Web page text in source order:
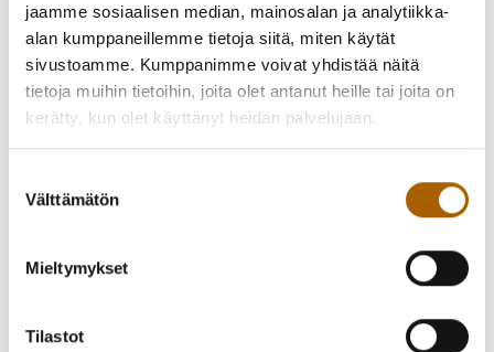
jaamme sosiaalisen median, mainosalan ja analytiikka-
alan kumppaneillemme tietoja siitä, miten käytät
sivustoamme. Kumppanimme voivat yhdistää näitä
tietoja muihin tietoihin, joita olet antanut heille tai joita on
kerätty, kun olet käyttänyt heidän palvelujaan.
valinta
Välttämätön
Mieltymykset
Tilastot
Kansalaisporinat torstaisin 11.9., 9.10. ja 13.11. kello 9:30-11
Porinatuokiot ovat vapaamuotoisia tilaisuuksia, joihin